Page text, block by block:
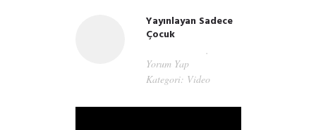
Yayınlayan Sadece
Çocuk
Yorum Yap
Kategori: Video